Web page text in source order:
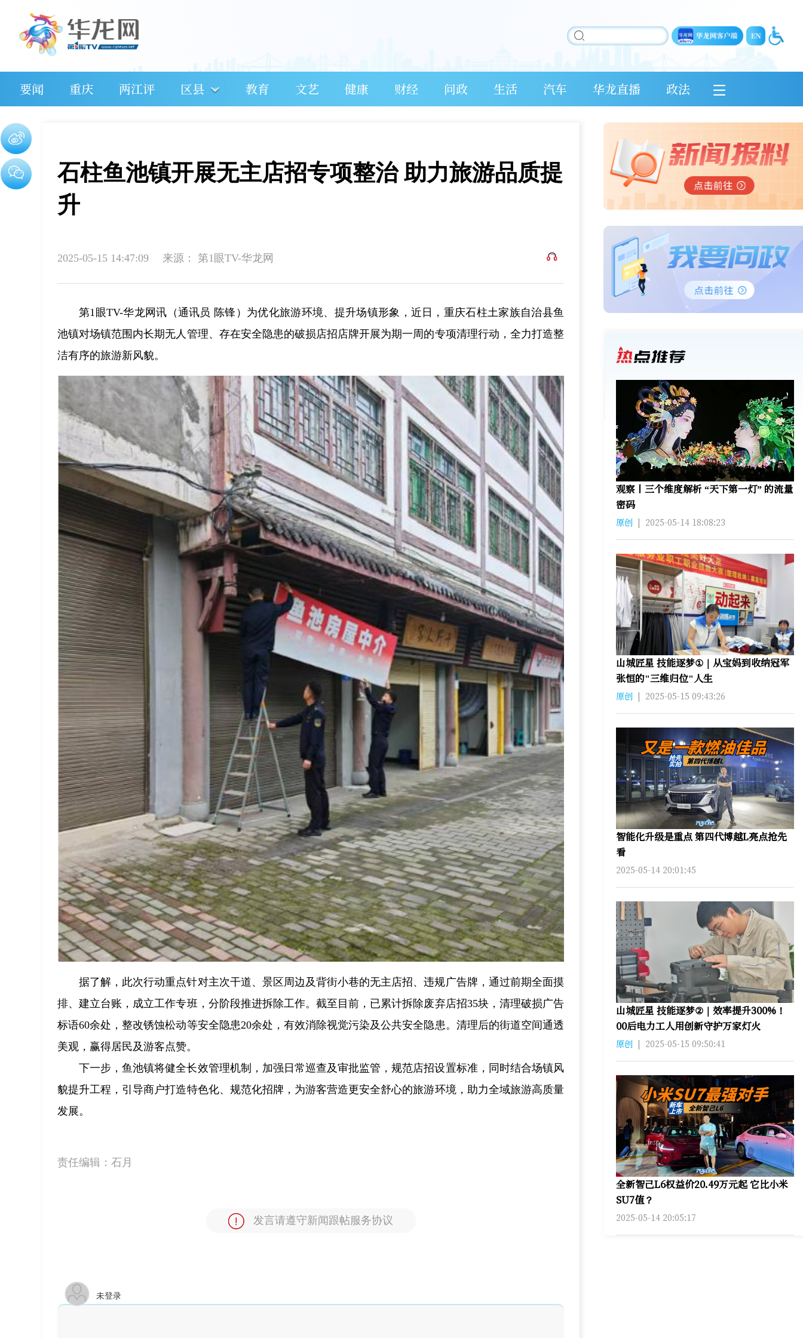
要闻 重庆 两江评 区县 教育 文艺 健康 财经 问政 生活 汽车 华龙直播 政法
石柱鱼池镇开展无主店招专项整治 助力旅游品质提
升
2025-05-15 14:47:09 来源： 第1眼TV-华龙网
第1眼TV-华龙网讯（通讯员 陈锋）为优化旅游环境、提升场镇形象，近日，重庆石柱土家族自治县鱼
池镇对场镇范围内长期无人管理、存在安全隐患的破损店招店牌开展为期一周的专项清理行动，全力打造整
洁有序的旅游新风貌。
据了解，此次行动重点针对主次干道、景区周边及背街小巷的无主店招、违规广告牌，通过前期全面摸
排、建立台账，成立工作专班，分阶段推进拆除工作。截至目前，已累计拆除废弃店招35块，清理破损广告
标语60余处，整改锈蚀松动等安全隐患20余处，有效消除视觉污染及公共安全隐患。清理后的街道空间通透
美观，赢得居民及游客点赞。
下一步，鱼池镇将健全长效管理机制，加强日常巡查及审批监管，规范店招设置标准，同时结合场镇风
貌提升工程，引导商户打造特色化、规范化招牌，为游客营造更安全舒心的旅游环境，助力全域旅游高质量
发展。
责任编辑： 石月
发言请遵守新闻跟帖服务协议
未登录
观察丨三个维度解析 “天下第一灯” 的流量
密码
原创 | 2025-05-14 18:08:23
山城匠星 技能逐梦①｜从宝妈到收纳冠军
张恒的"三维归位"人生
原创 | 2025-05-15 09:43:26
智能化升级是重点 第四代博越L亮点抢先
看
2025-05-14 20:01:45
山城匠星 技能逐梦②｜效率提升300%！
00后电力工人用创新守护万家灯火
原创 | 2025-05-15 09:50:41
全新智己L6权益价20.49万元起 它比小米
SU7值？
2025-05-14 20:05:17